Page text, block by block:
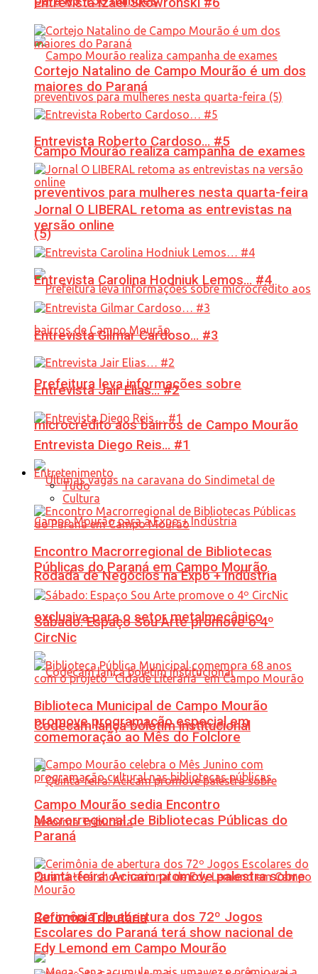
Campo Mourão realiza campanha de exames
preventivos para mulheres nesta quarta-feira
(5)
Prefeitura leva informações sobre
microcrédito aos bairros de Campo Mourão
Rodada de Negócios na Expo + Indústria
exclusiva para o setor metalmecânico
Codecam lança boletim institucional
Quinta-feira: Acicam promove palestra sobre
Reforma Tributária
Cortejo Natalino de Campo Mourão é um dos
maiores do Paraná
Entrevista Roberto Cardoso… #5
Jornal O LIBERAL retoma as entrevistas na
versão online
Entrevista Carolina Hodniuk Lemos… #4
Entrevista Gilmar Cardoso… #3
Entrevista Jair Elias… #2
Entrevista Diego Reis… #1
Entretenimento
Tudo
Cultura
Encontro Macrorregional de Bibliotecas
Públicas do Paraná em Campo Mourão
Sábado: Espaço Sou Arte promove o 4º
CircNic
Biblioteca Municipal de Campo Mourão
promove programação especial em
comemoração ao Mês do Folclore
Campo Mourão sedia Encontro
Macrorregional de Bibliotecas Públicas do
Paraná
Cerimônia de abertura dos 72º Jogos
Escolares do Paraná terá show nacional de
Edy Lemond em Campo Mourão